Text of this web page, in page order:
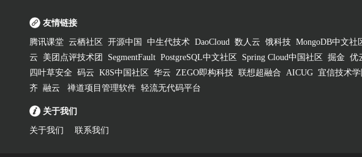
友情链接
腾讯课堂 云栖社区 开源中国 中生代技术 DaoCloud 数人云 饿科技 MongoDB中文社
云
美团点评技术团 SegmentFault PostgreSQL中文社区 Spring Cloud中国社区 掘金 优
四叶草安全 码云 K8S中国社区 华云 ZEGO即构科技 联想超融合 AICUG 宜信技术
齐 融云 禅道项目管理软件 轻流无代码平台
关于我们
关于我们 联系我们